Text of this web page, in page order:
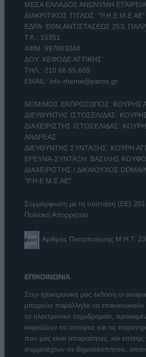
ΜΕΣΑ ΕΛΛΑΔΟΣ ΑΝΩΝΥΜΗ ΕΤΑΙΡΕΙΑ
ΔΙΑΚΡΙΤΙΚΟΣ ΤΙΤΛΟΣ: "Ρ.Η.Ε.Μ.Ε ΑΕ"
ΕΔΡΑ: ΕΘΝ.ΑΝΤΙΣΤΑΣΕΩΣ 253,
Τ.Κ.: 15351
ΑΦΜ: 997883048
ΔΟΥ: ΚΕΦΟΔΕ ΑΤΤΙΚΗΣ
ΤΗΛ.: 210 66.65.669
EMAIL: info-rheme@paron.gr
ΝΟΜΙΜΟΣ ΕΚΠΡΟΣΩΠΟΣ: ΚΟΥΡΗΣ
ΔΙΕΥΘΥΝΤΗΣ ΙΣΤΟΣΕΛΙΔΑΣ:
ΔΙΑΧΕΙΡΙΣΤΗΣ ΙΣΤΟΣΕΛΙΔΑΣ:
ΑΝΔΡΕΑΣ
ΔΙΕΥΘΥΝΤΗΣ ΣΥΝΤΑΞΗΣ: ΚΟΥΡΗ
ΕΡΕΥΝΑ-ΣΥΝΤΑΞΗ: ΒΑΣΙΛΗΣ
ΔΙΑΧΕΙΡΙΣΤΗΣ / ΔΙΚΑΙΟΥΧΟΣ
"Ρ.Η.Ε.Μ.Ε ΑΕ"
Συμμόρφωση με τη σύσταση (ΕΕ)
Πολιτική Απορρήτου
Αριθμός Πιστοποίησης Μ.Η.Τ.
ΕΠΙΚΟΙΝΩΝΙΑ
Στην ηλεκτρονική μας έκδοση οι
μπορούν παράλληλα να επικοινωνούν
το ηλεκτρονικό ταχυδρομείο,
εκφράζουν τις απόψεις και τις
που μας είναι απαραίτητες, και επίσης
συμμετέχουν σε δημοσκοπήσεις,